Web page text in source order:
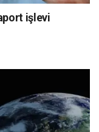
işlevi